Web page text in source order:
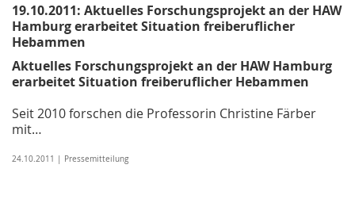
19.10.2011: Aktuelles Forschungsprojekt an der HAW
Hamburg erarbeitet Situation freiberuflicher
Hebammen
Aktuelles Forschungsprojekt an der HAW Hamburg
erarbeitet Situation freiberuflicher Hebammen
Seit 2010 forschen die Professorin Christine Färber
mit…
24.10.2011 | Pressemitteilung